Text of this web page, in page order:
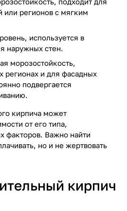
или регионов с мягким
используется в
наружных стен.
морозостойкость,
регионах и для фасадных
подвергается
кирпича может
от его типа,
факторов. Важно найти
но и не жертвовать
кирпич